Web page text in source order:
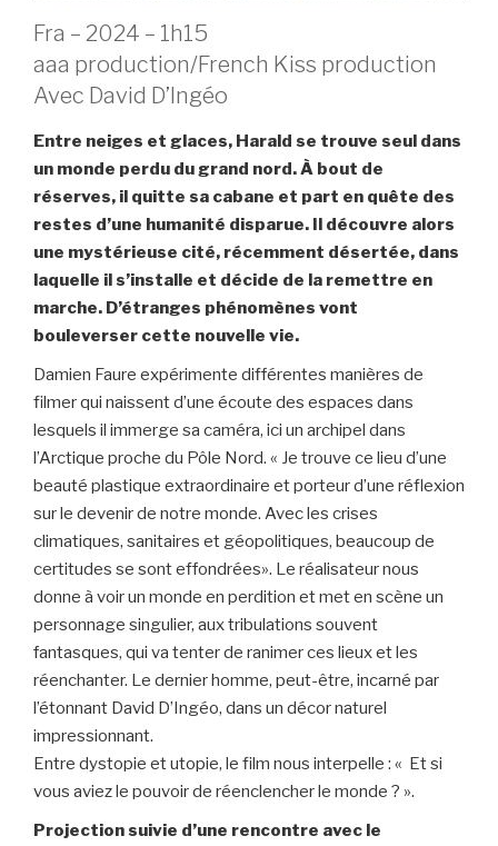
Fra – 2024 – 1h15
aaa production/French Kiss production
Avec David D’Ingéo
Entre neiges et glaces, Harald se trouve seul dans
un monde perdu du grand nord. À bout de
réserves, il quitte sa cabane et part en quête des
restes d’une humanité disparue. Il découvre alors
une mystérieuse cité, récemment désertée, dans
laquelle il s’installe et décide de la remettre en
marche. D’étranges phénomènes vont
bouleverser cette nouvelle vie.
Damien Faure expérimente différentes manières de
filmer qui naissent d’une écoute des espaces dans
lesquels il immerge sa caméra, ici un archipel dans
l’Arctique proche du Pôle Nord. « Je trouve ce lieu d’une
beauté plastique extraordinaire et porteur d’une réflexion
sur le devenir de notre monde. Avec les crises
climatiques, sanitaires et géopolitiques, beaucoup de
certitudes se sont effondrées». Le réalisateur nous
donne à voir un monde en perdition et met en scène un
personnage singulier, aux tribulations souvent
fantasques, qui va tenter de ranimer ces lieux et les
réenchanter. Le dernier homme, peut-être, incarné par
l’étonnant David D’Ingéo, dans un décor naturel
impressionnant.
Entre dystopie et utopie, le film nous interpelle : « Et si
vous aviez le pouvoir de réenclencher le monde ? ».
Projection suivie d’une rencontre avec le